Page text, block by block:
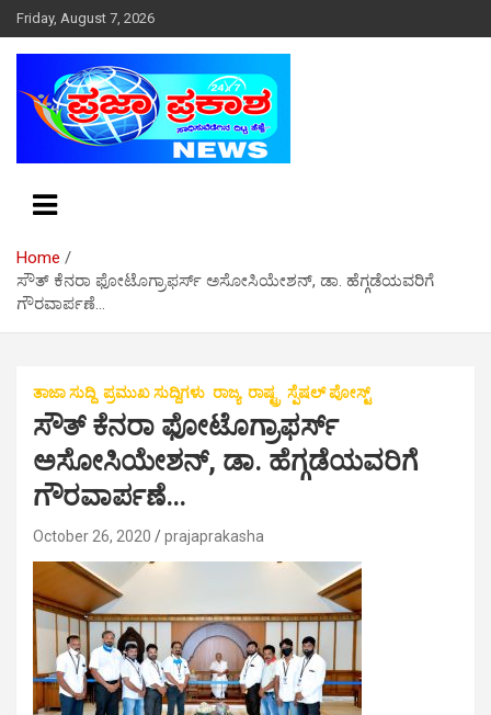
k
Friday, August 7, 2026
Home
ಸೌತ್ ಕೆನರಾ ಫೋಟೊಗ್ರಾಫರ್ಸ್ ಅಸೋಸಿಯೇಶನ್, ಡಾ. ಹೆಗ್ಗಡೆಯವರಿಗೆ
ಗೌರವಾರ್ಪಣೆ…
ತಾಜಾ ಸುದ್ದಿ ಪ್ರಮುಖ ಸುದ್ದಿಗಳು ರಾಜ್ಯ ರಾಷ್ಟ್ರ ಸ್ಪೆಷಲ್ ಪೋಸ್ಟ್
ಸೌತ್ ಕೆನರಾ ಫೋಟೊಗ್ರಾಫರ್ಸ್
ಅಸೋಸಿಯೇಶನ್, ಡಾ. ಹೆಗ್ಗಡೆಯವರಿಗೆ
ಗೌರವಾರ್ಪಣೆ…
October 26, 2020 prajaprakasha